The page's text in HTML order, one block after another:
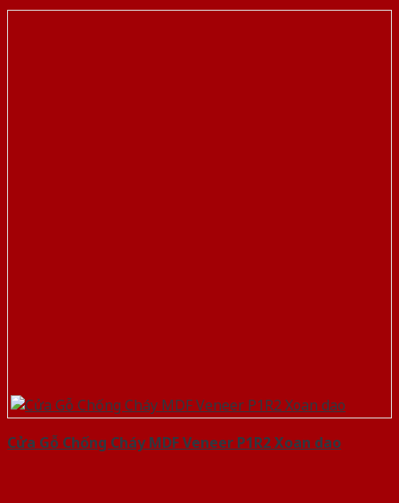
Cửa Gỗ Chống Cháy MDF Veneer P1R2 Xoan dao